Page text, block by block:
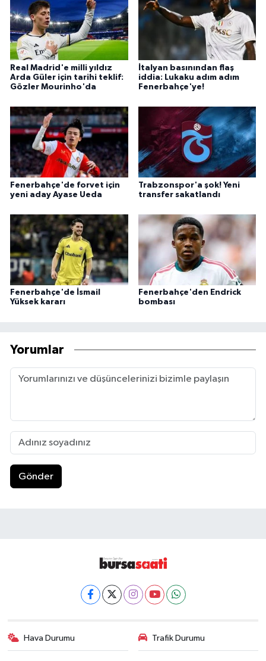
Real Madrid'e milli yıldız
Arda Güler için tarihi teklif:
Gözler Mourinho'da
İtalyan basınından flaş
iddia: Lukaku adım adım
Fenerbahçe'ye!
Fenerbahçe'de forvet için
yeni aday Ayase Ueda
Trabzonspor'a şok! Yeni
transfer sakatlandı
Fenerbahçe'de İsmail
Yüksek kararı
Fenerbahçe'den Endrick
bombası
Yorumlar
Gönder
Hava Durumu Trafik Durumu